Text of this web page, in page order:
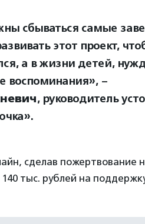
сбываться самые
этот проект,
а в жизни детей,
воспоминания», –
, руководитель
сделав пожертвование
тыс. рублей на